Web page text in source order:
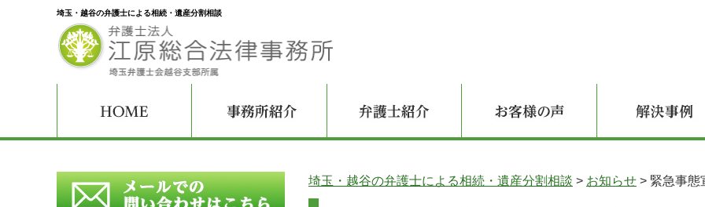
埼玉・越谷の弁護士による相続・遺産分割相談
埼玉・越谷の弁護士による相続・遺産分割相談 > お知らせ > 緊急事態